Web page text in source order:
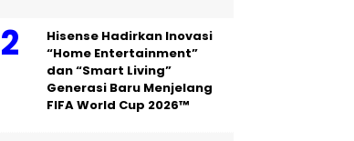
Hisense Hadirkan Inovasi
“Home Entertainment”
dan “Smart Living”
Generasi Baru Menjelang
FIFA World Cup 2026™